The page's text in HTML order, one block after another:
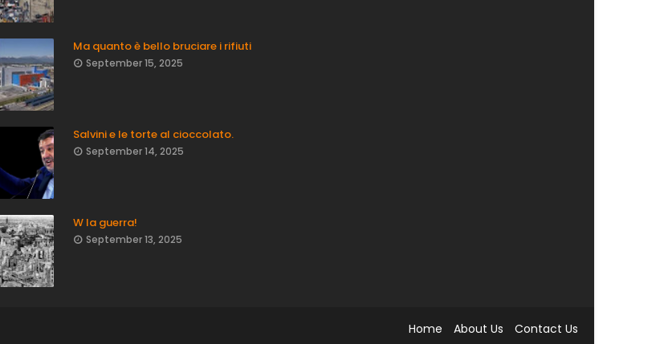
Ma quanto è bello bruciare i rifiuti
September 15, 2025
Salvini e le torte al cioccolato.
September 14, 2025
W la guerra!
September 13, 2025
Home About Us Contact Us